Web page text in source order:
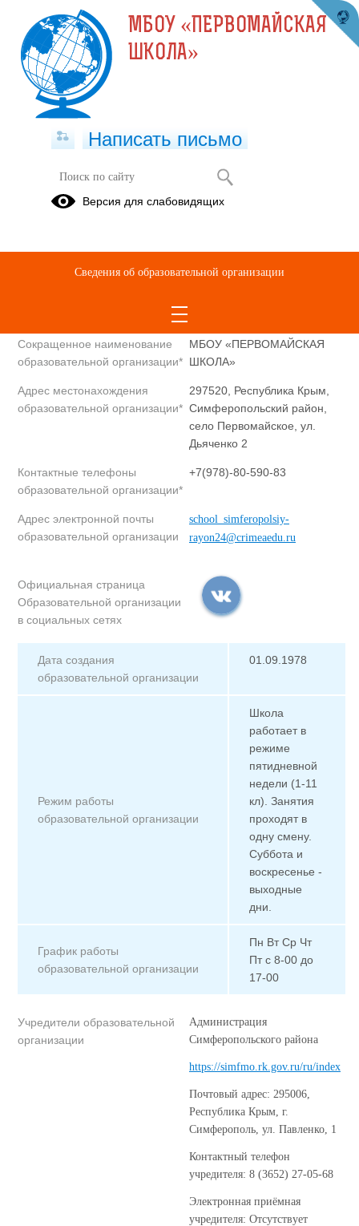
Полное наименование
образовательной организации* БЮДЖЕТНОЕ
СИМФЕРОПОЛЬСКОГО
Сокращенное наименование
образовательной организации*
МБОУ «ПЕРВОМАЙСКАЯ
ШКОЛА»
Адрес местонахождения
образовательной организации*
297520, Республика Крым,
Симферопольский район,
село Первомайское, ул.
Дьяченко 2
Контактные телефоны
образовательной организации*
+7(978)-80-590-83
Адрес электронной почты
образовательной организации
school_simferopolsiy-
rayon24@crimeaedu.ru
Официальная страница
Образовательной организации
в социальных сетях
Дата создания
образовательной организации
01.09.1978
Режим работы
образовательной организации
Школа
работает в
режиме
пятидневной
недели (1-11
кл). Занятия
проходят в
одну смену.
Суббота и
воскресенье -
выходные
дни.
График работы
образовательной организации
Пн Вт Ср Чт
Пт с 8-00 до
17-00
Учредители образовательной
организации
Администрация
Симферопольского района
https://simfmo.rk.gov.ru/ru/index
Почтовый адрес: 295006,
Республика Крым, г.
Симферополь, ул. Павленко, 1
Контактный телефон
учредителя: 8 (3652) 27-05-68
Электронная приёмная
учредителя: Отсутствует
МБОУ «ПЕРВОМАЙСКАЯ
ШКОЛА»
Написать письмо
Версия для слабовидящих
Сведения об образовательной организации